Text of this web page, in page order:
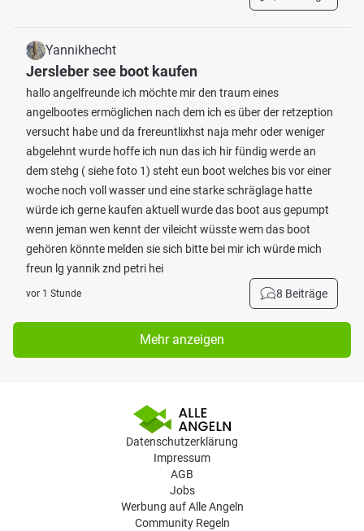
Yannikhecht
Jersleber see boot kaufen
hallo angelfreunde ich möchte mir den traum eines
angelbootes ermöglichen nach dem ich es über der retzeption
versucht habe und da frereuntlixhst naja mehr oder weniger
abgelehnt wurde hoffe ich nun das ich hir fündig werde an
dem stehg ( siehe foto 1) steht eun boot welches bis vor einer
woche noch voll wasser und eine starke schräglage hatte
würde ich gerne kaufen aktuell wurde das boot aus gepumpt
wenn jeman wen kennt der vileicht wüsste wem das boot
gehören könnte melden sie sich bitte bei mir ich würde mich
freun lg yannik znd petri hei
vor 1 Stunde 8 Beiträge
Mehr anzeigen
Datenschutzerklärung
Impressum
AGB
Jobs
Werbung auf Alle Angeln
Community Regeln